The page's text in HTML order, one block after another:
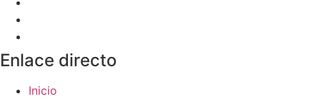
Enlace directo
Inicio